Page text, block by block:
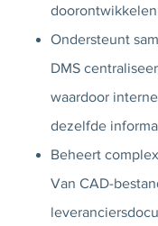
Ondersteunt
DMS
waardoor
dezelfde
Beheert
Van CAD-